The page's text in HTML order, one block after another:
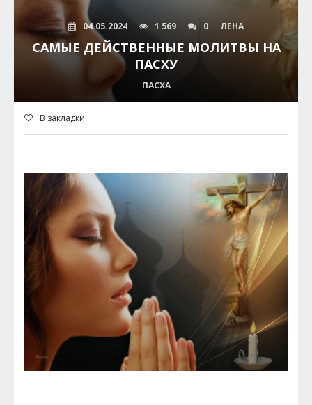
04.05.2024 1 569 0 ЛЕНА
САМЫЕ ДЕЙСТВЕННЫЕ МОЛИТВЫ НА
ПАСХУ
ПАСХА
В закладки